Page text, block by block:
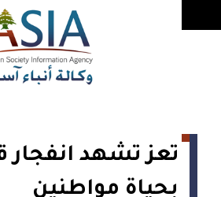
تعز تشهد انفجار
بحياة مواطنين